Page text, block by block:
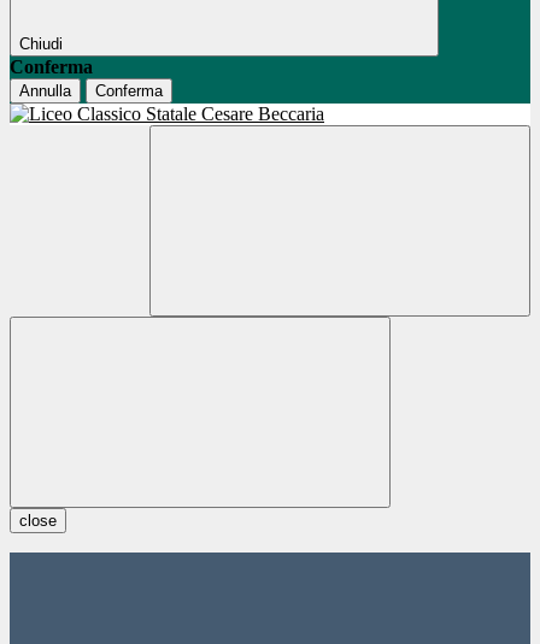
Chiudi
Conferma
Annulla Conferma
close